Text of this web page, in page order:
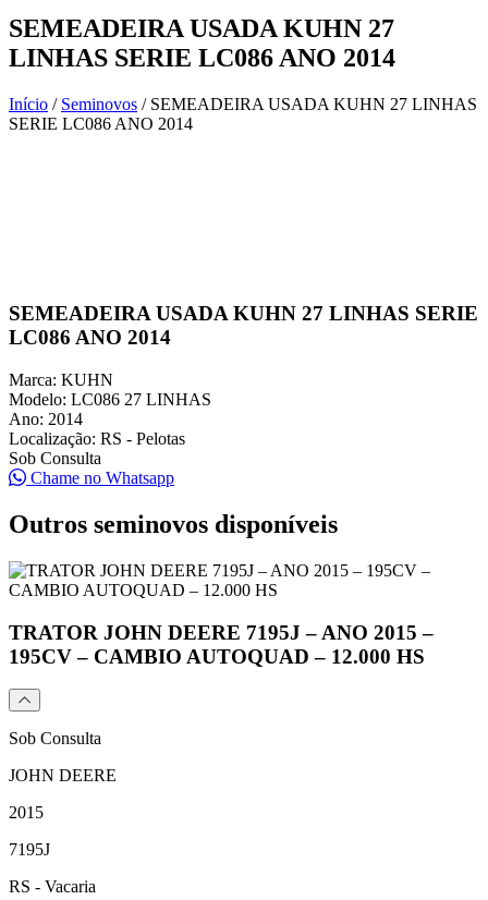
SEMEADEIRA USADA KUHN 27
LINHAS SERIE LC086 ANO 2014
Início / Seminovos / SEMEADEIRA USADA KUHN 27 LINHAS
SERIE LC086 ANO 2014
SEMEADEIRA USADA KUHN 27 LINHAS SERIE
LC086 ANO 2014
Marca: KUHN
Modelo: LC086 27 LINHAS
Ano: 2014
Localização: RS - Pelotas
Sob Consulta
Chame no Whatsapp
Outros seminovos disponíveis
TRATOR JOHN DEERE 7195J – ANO 2015 –
195CV – CAMBIO AUTOQUAD – 12.000 HS
Sob Consulta
JOHN DEERE
2015
7195J
RS - Vacaria